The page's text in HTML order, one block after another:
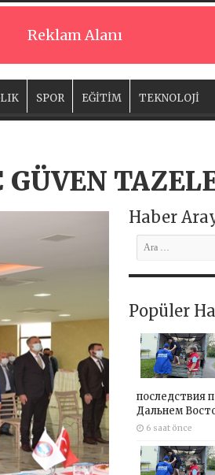
Reklam Alanı
SPOR EĞİTİM TEKNOLOJİ
GÜVEN
Haber
Popüler
последствия
Дальнем
6 saat önce